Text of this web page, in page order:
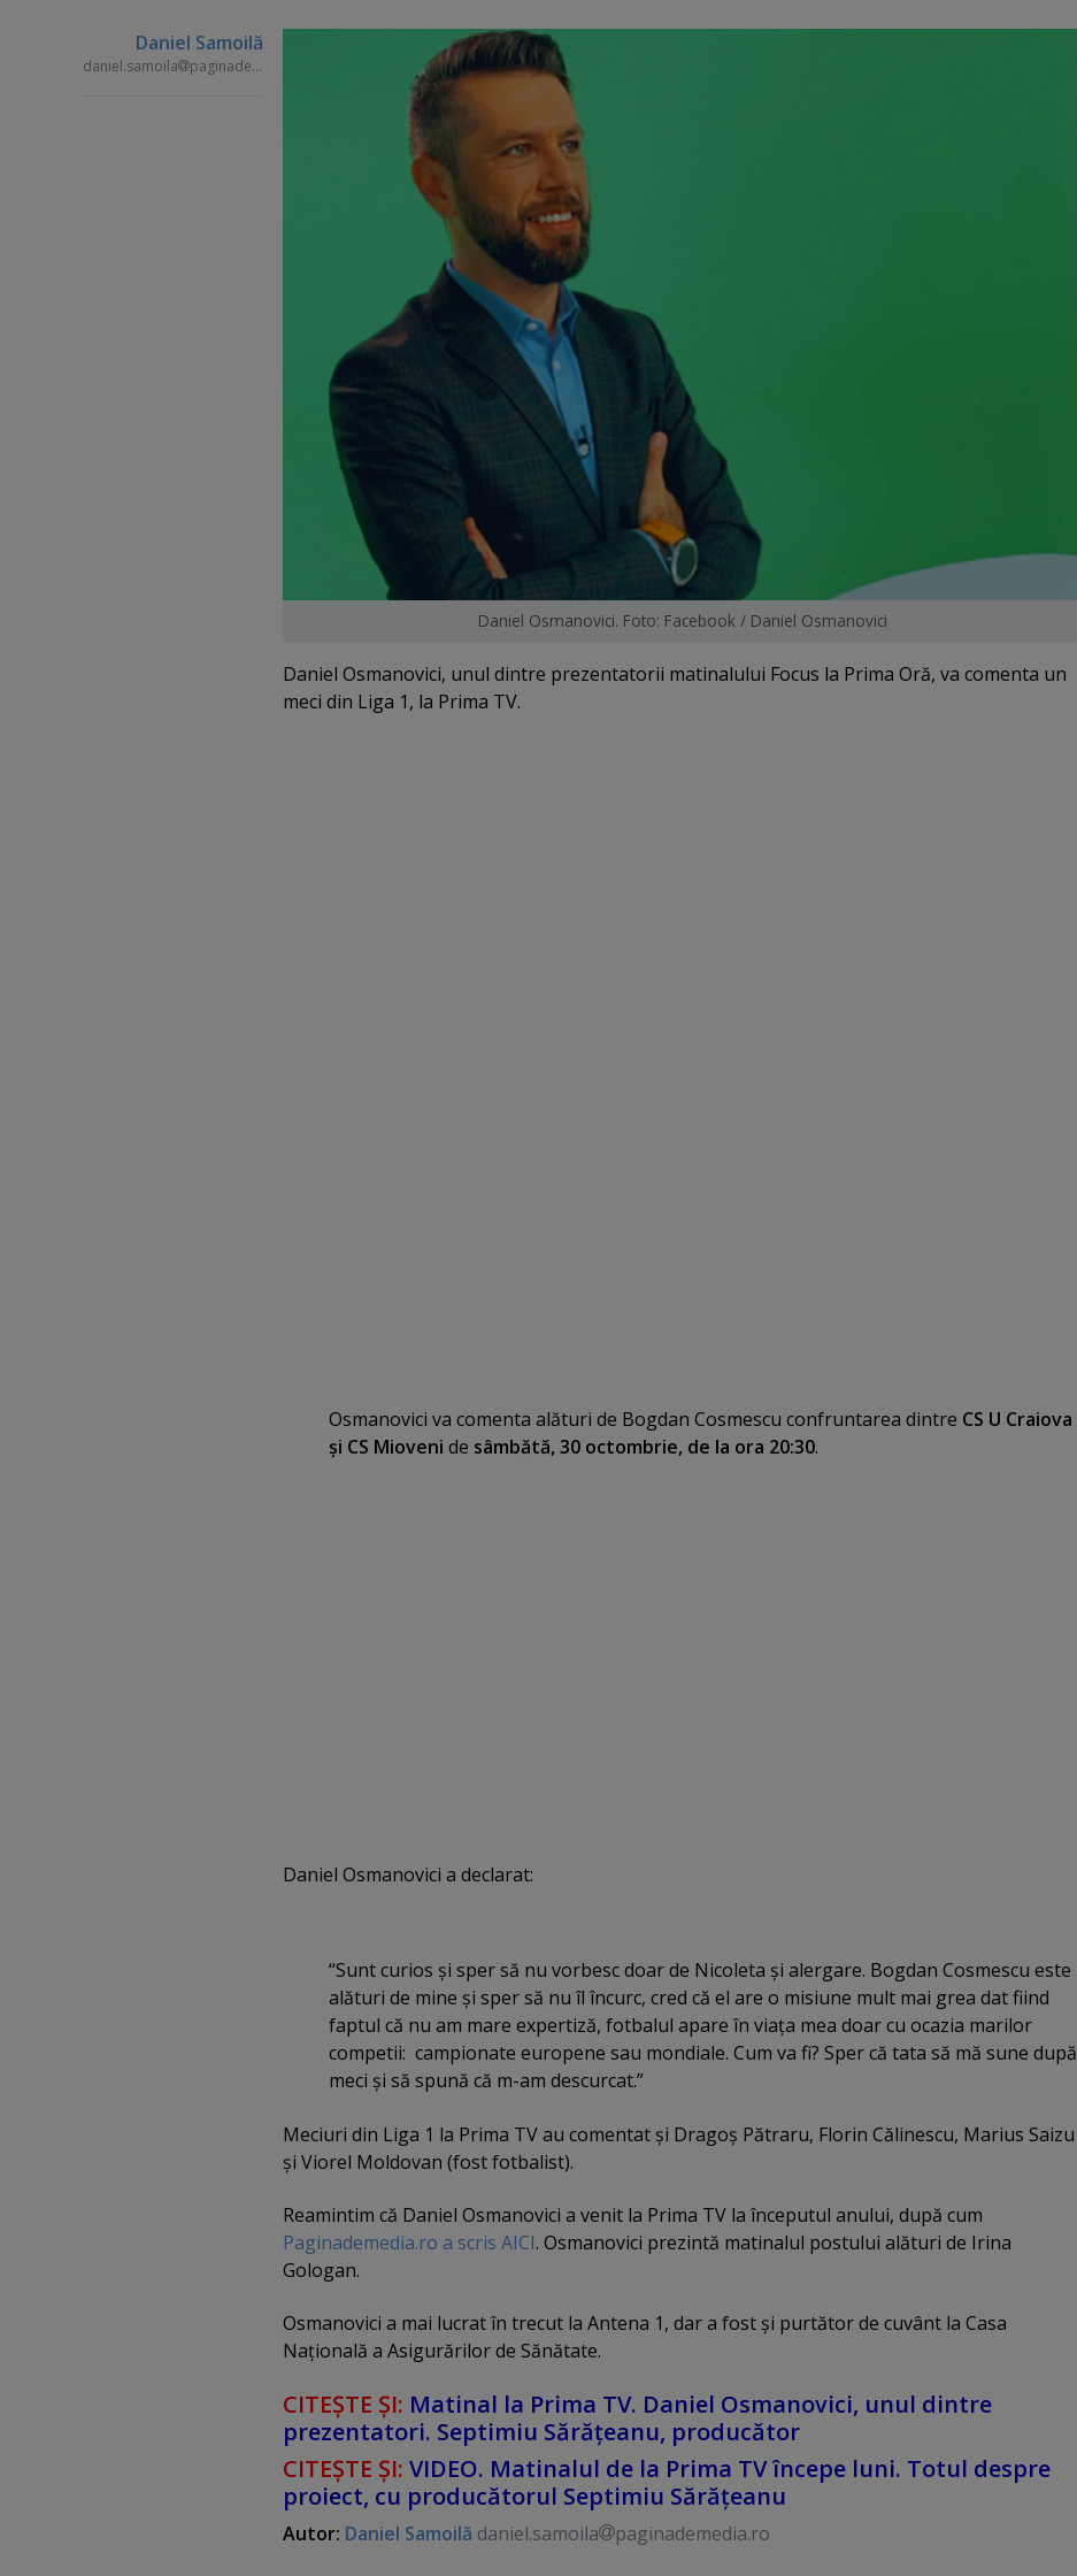
Daniel Samoilă
daniel.samoila paginademedia.ro
Daniel Osmanovici. Foto: Facebook / Daniel Osmanovici
Daniel Osmanovici, unul dintre prezentatorii matinalului Focus la Prima Oră, va comenta un
meci din Liga 1, la Prima TV.
Osmanovici va comenta alături de Bogdan Cosmescu confruntarea dintre CS U Craiova
şi CS Mioveni de sâmbătă, 30 octombrie, de la ora 20:30.
Daniel Osmanovici a declarat:
“Sunt curios şi sper să nu vorbesc doar de Nicoleta şi alergare. Bogdan Cosmescu este
alături de mine şi sper să nu îl încurc, cred că el are o misiune mult mai grea dat fiind
faptul că nu am mare expertiză, fotbalul apare în viaţa mea doar cu ocazia marilor
competii: campionate europene sau mondiale. Cum va fi? Sper că tata să mă sune după
meci şi să spună că m-am descurcat.”
Meciuri din Liga 1 la Prima TV au comentat şi Dragoş Pătraru, Florin Călinescu, Marius Saizu
şi Viorel Moldovan (fost fotbalist).
Reamintim că Daniel Osmanovici a venit la Prima TV la începutul anului, după cum
Paginademedia.ro a scris AICI. Osmanovici prezintă matinalul postului alături de Irina
Gologan.
Osmanovici a mai lucrat în trecut la Antena 1, dar a fost şi purtător de cuvânt la Casa
Naţională a Asigurărilor de Sănătate.
CITEŞTE ŞI: Matinal la Prima TV. Daniel Osmanovici, unul dintre
prezentatori. Septimiu Sărăţeanu, producător
CITEŞTE ŞI: VIDEO. Matinalul de la Prima TV începe luni. Totul despre
proiect, cu producătorul Septimiu Sărăţeanu
Autor: Daniel Samoilă daniel.samoila paginademedia.ro